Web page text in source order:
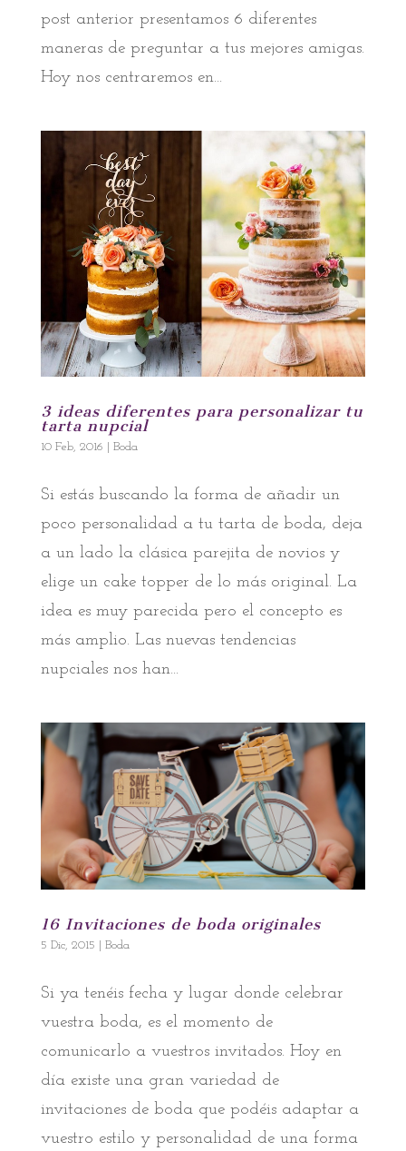
post anterior presentamos 6 diferentes
maneras de preguntar a tus mejores amigas.
Hoy nos centraremos en...
3 ideas diferentes para personalizar tu
tarta nupcial
10 Feb, 2016 | Boda
Si estás buscando la forma de añadir un
poco personalidad a tu tarta de boda, deja
a un lado la clásica parejita de novios y
elige un cake topper de lo más original. La
idea es muy parecida pero el concepto es
más amplio. Las nuevas tendencias
nupciales nos han...
16 Invitaciones de boda originales
5 Dic, 2015 Boda
Si ya tenéis fecha y lugar donde celebrar
vuestra boda, es el momento de
comunicarlo a vuestros invitados. Hoy en
día existe una gran variedad de
invitaciones de boda que podéis adaptar a
vuestro estilo y personalidad de una forma